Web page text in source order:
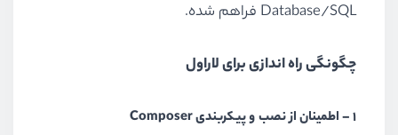
Database/SQL فراهم شده.
چگونگی راه اندازی برای لاراول
1 – اطمینان از نصب و پیکربندی Composer